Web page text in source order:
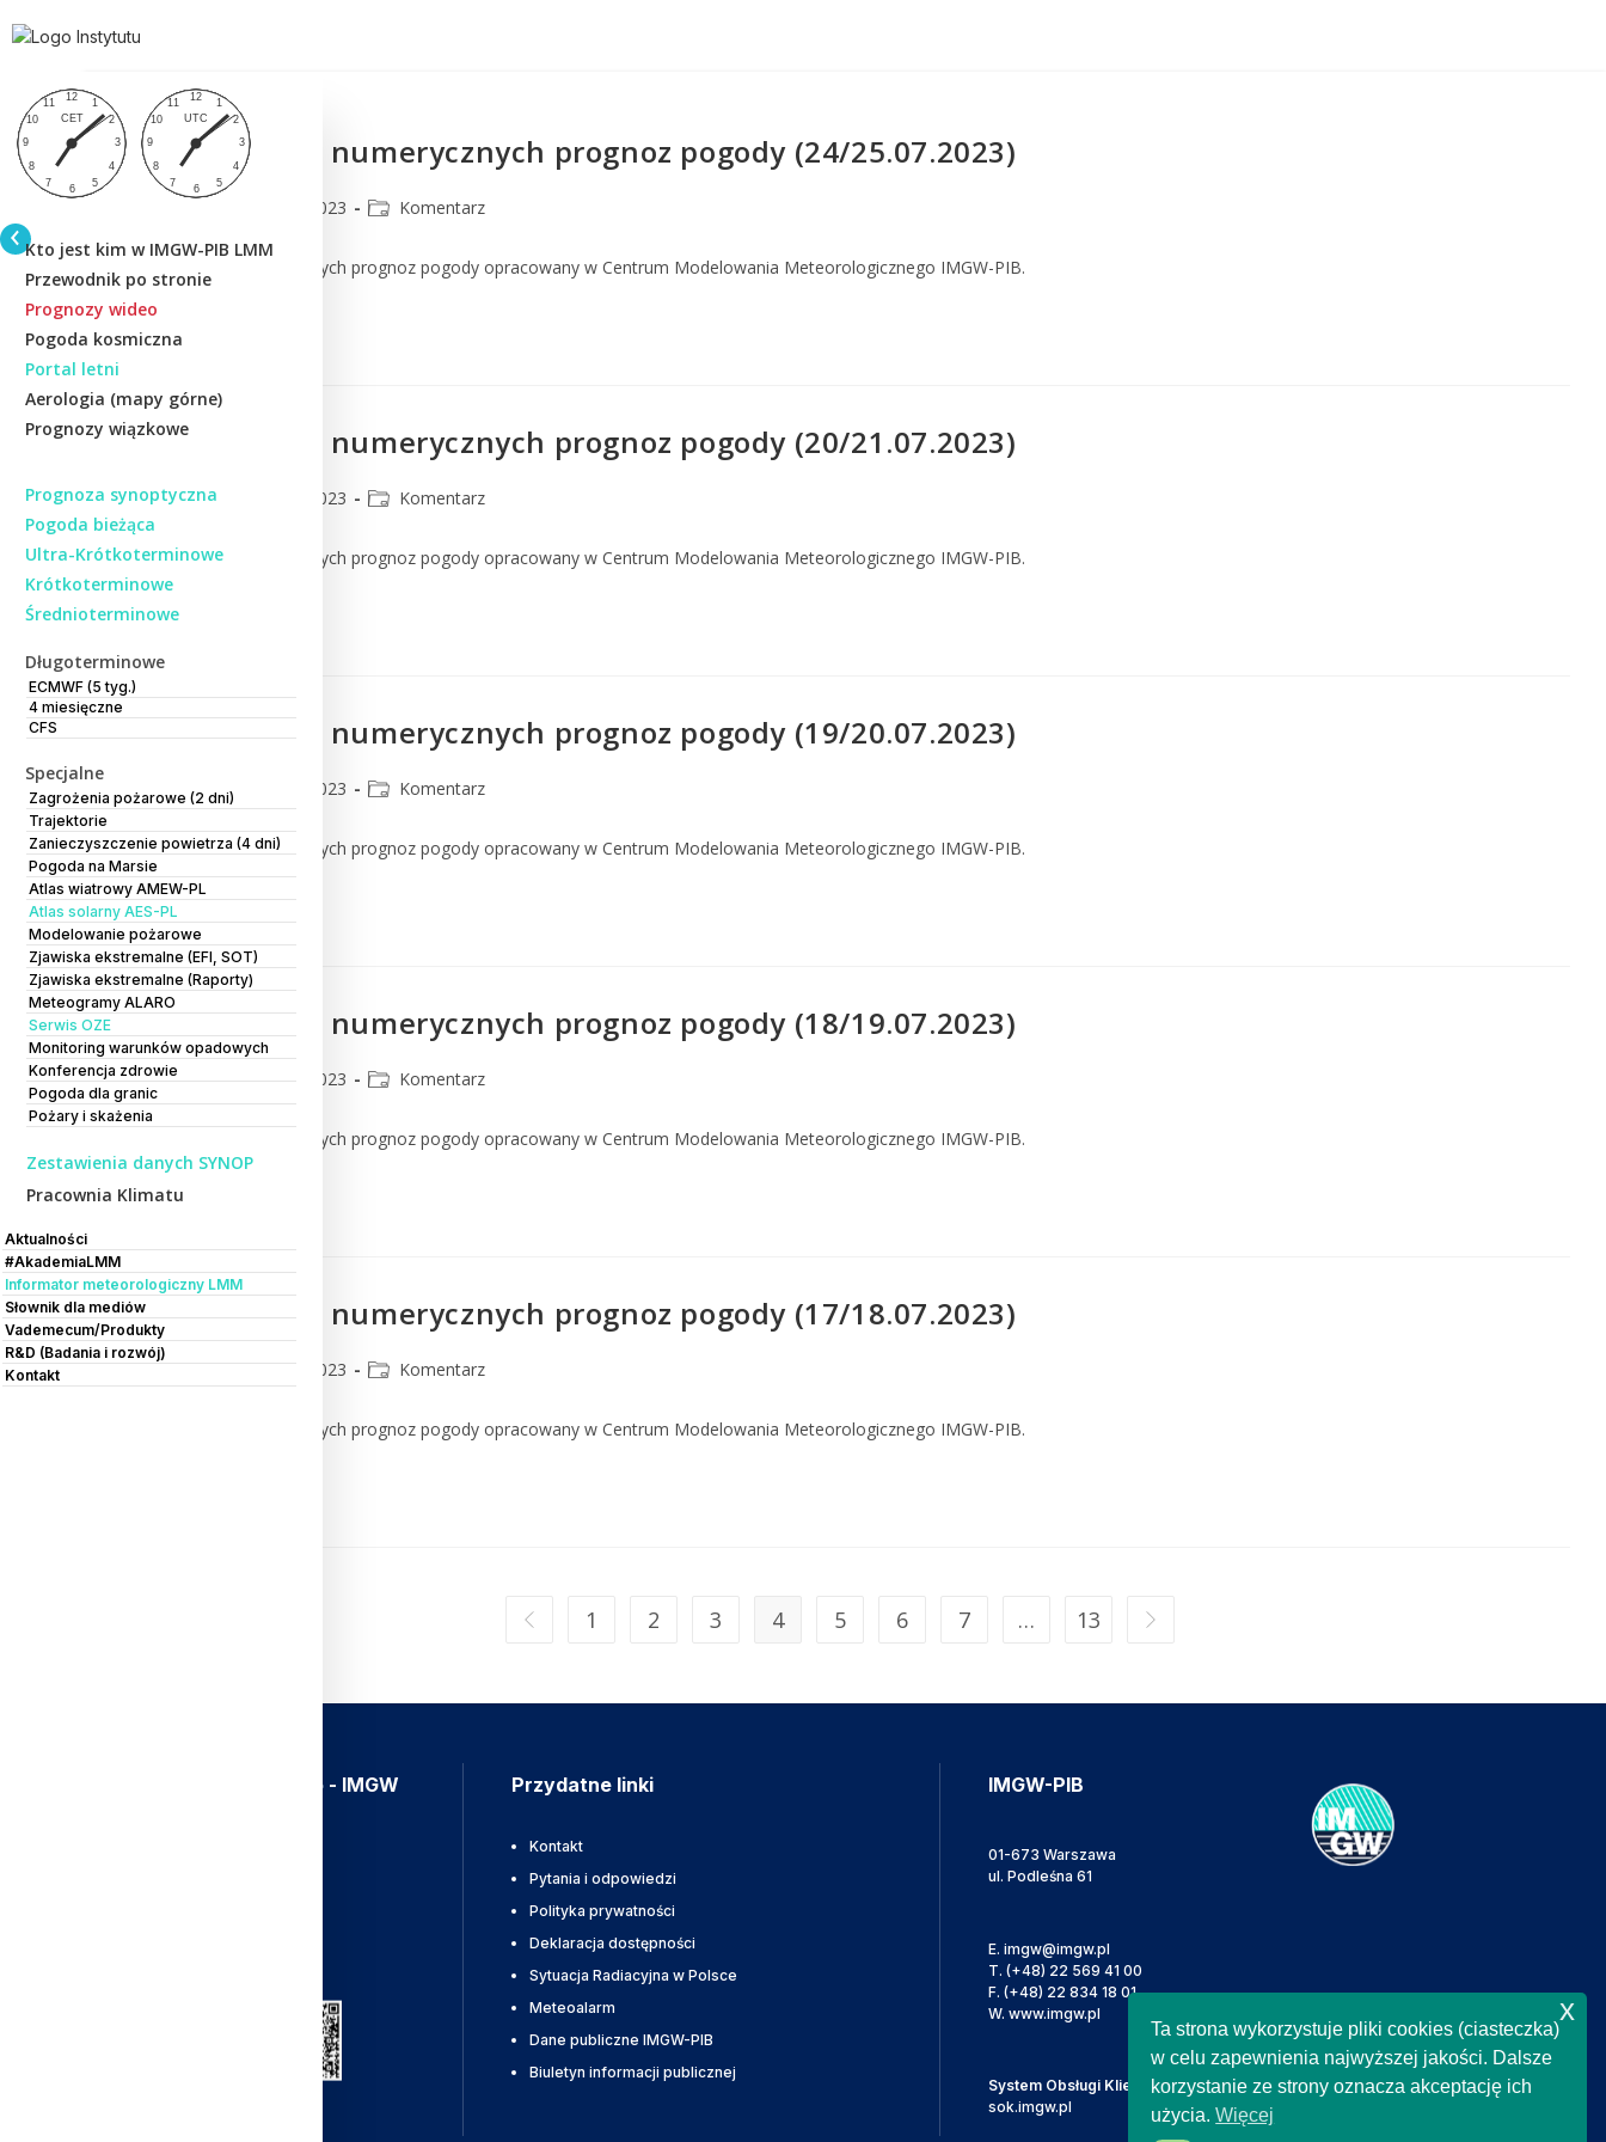
Kto jest kim w IMGW-PIB LMM
Przewodnik po stronie
Prognozy wideo
Pogoda kosmiczna
Portal letni
Aerologia (mapy górne)
Prognozy wiązkowe
Prognoza synoptyczna
Pogoda bieżąca
Ultra-Krótkoterminowe
Krótkoterminowe
Średnioterminowe
Długoterminowe
ECMWF (5 tyg.)
4 miesięczne
CFS
Specjalne
Zagrożenia pożarowe (2 dni)
Trajektorie
Zanieczyszczenie powietrza (4 dni)
Pogoda na Marsie
Atlas wiatrowy AMEW-PL
Atlas solarny AES-PL
Modelowanie pożarowe
Zjawiska ekstremalne (EFI, SOT)
Zjawiska ekstremalne (Raporty)
Meteogramy ALARO
Serwis OZE
Monitoring warunków opadowych
Konferencja zdrowie
Pogoda dla granic
Pożary i skażenia
Zestawienia danych SYNOP
Pracownia Klimatu
Aktualności
#AkademiaLMM
Informator meteorologiczny LMM
Słownik dla mediów
Vademecum/Produkty
R&D (Badania i rozwój)
Kontakt
Komentarz do numerycznych prognoz pogody (24/25.07.2023)
24 lipca 2023 Komentarz
Komentarz do numerycznych prognoz pogody opracowany w Centrum Modelowania Meteorologicznego IMGW-PIB.
Komentarz do numerycznych prognoz pogody (20/21.07.2023)
CMM 20 lipca 2023 Komentarz
Komentarz do numerycznych prognoz pogody opracowany w Centrum Modelowania Meteorologicznego IMGW-PIB.
Czytaj Dalej
Komentarz do numerycznych prognoz pogody (19/20.07.2023)
CMM 19 lipca 2023 Komentarz
Komentarz do numerycznych prognoz pogody opracowany w Centrum Modelowania Meteorologicznego IMGW-PIB.
Czytaj Dalej
Komentarz do numerycznych prognoz pogody (18/19.07.2023)
CMM 18 lipca 2023 Komentarz
Komentarz do numerycznych prognoz pogody opracowany w Centrum Modelowania Meteorologicznego IMGW-PIB.
Czytaj Dalej
Komentarz do numerycznych prognoz pogody (17/18.07.2023)
CMM 17 lipca 2023 Komentarz
Komentarz do numerycznych prognoz pogody opracowany w Centrum Modelowania Meteorologicznego IMGW-PIB.
1 2 3 4 5 6 7 … 13
Aplikacja Meteo - IMGW Przydatne linki
Kontakt
Pytania i odpowiedzi
Polityka prywatności
Deklaracja dostępności
Sytuacja Radiacyjna w Polsce
Meteoalarm
Dane publiczne IMGW-PIB
Biuletyn informacji publicznej
IMGW-PIB
01-673 Warszawa
ul. Podleśna 61
E. imgw@imgw.pl
T. (+48) 22 569 41 00
F. (+48) 22 834 18 01
W. www.imgw.pl
System Obsługi Klienta
sok.imgw.pl
Ta strona wykorzystuje pliki cookies (ciasteczka)
w celu zapewnienia najwyższej jakości. Dalsze
korzystanie ze strony oznacza akceptację ich
użycia.Więcej
x